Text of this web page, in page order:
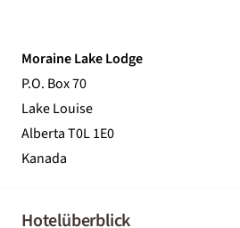
Moraine Lake Lodge
P.O. Box 70
Lake Louise
Alberta T0L 1E0
Kanada
Hotelüberblick